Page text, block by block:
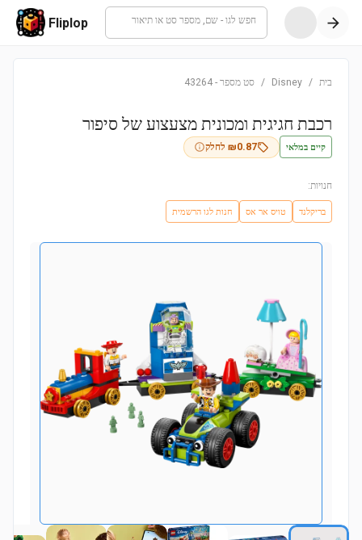
חפש לגו - שם, מספר סט או תיאור Fliplop
בית /
Disney
/ סט מספר -
43264
רכבת חגיגית ומכונית מצעצוע של סיפור
קיים במלאי ₪0.87 לחלק
חנויות:
בריקלנד טויס אר אס חנות לגו הרשמית